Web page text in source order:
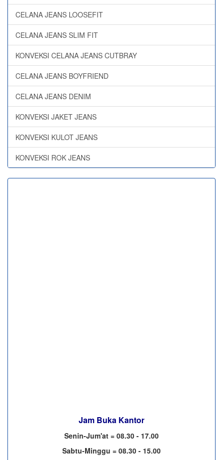
CELANA JEANS LOOSEFIT
CELANA JEANS SLIM FIT
KONVEKSI CELANA JEANS CUTBRAY
CELANA JEANS BOYFRIEND
CELANA JEANS DENIM
KONVEKSI JAKET JEANS
KONVEKSI KULOT JEANS
KONVEKSI ROK JEANS
Jam Buka Kantor
Senin-Jum'at = 08.30 - 17.00
Sabtu-Minggu = 08.30 - 15.00